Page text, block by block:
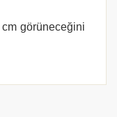
görüneceğini